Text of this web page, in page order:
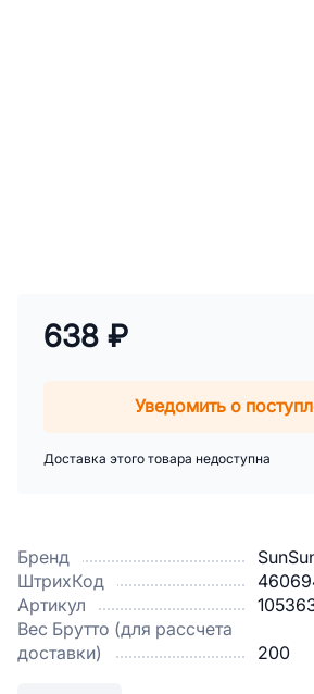
Бренд
ШтрихКод
Артикул
Вес Брутто (для рассчета
доставки)
200
638 ₽
Уведомить о
Доставка этого товара недоступна